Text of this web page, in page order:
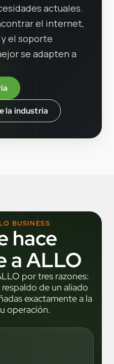
actuales.
el internet,
el soporte
se adapten a
la industria
BUSINESS
hace
a ALLO
por tres razones:
de un aliado
exactamente a la
operación.